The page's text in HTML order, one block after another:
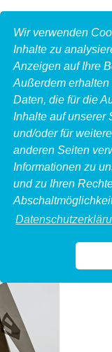
Wir verwenden
Inhalte zu
Anzeigen auf Ihre
Außerdem
Daten, die für die
Inhalte auf unserer
und/oder für
anderen Seiten
Informationen zu
und zu Ihren